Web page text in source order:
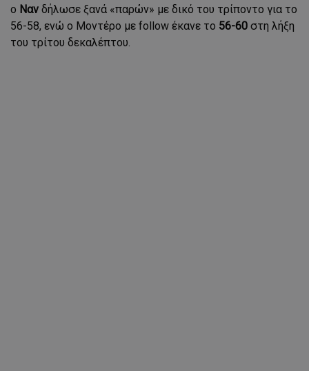
ο Ναν δήλωσε ξανά «παρών» με δικό του τρίποντο για το
56-58, ενώ ο Μοντέρο με follow έκανε το 56-60 στη λήξη
του τρίτου δεκαλέπτου.